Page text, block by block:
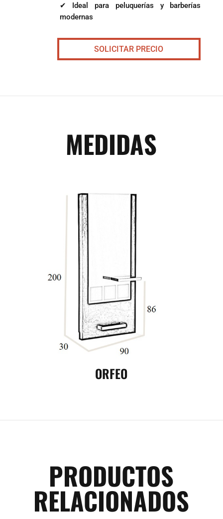
✔ Ideal para peluquerías y barberías
modernas
SOLICITAR PRECIO
MEDIDAS
ORFEO
PRODUCTOS
RELACIONADOS